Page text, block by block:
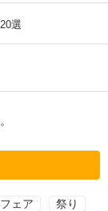
選
ェア 祭り